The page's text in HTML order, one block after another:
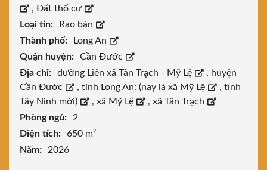
, Đất thổ cư
Loại tin:
Rao bán
Thành phố:
Long An
Quận huyện:
Cần Đước
Địa chỉ:
đường Liên xã Tân Trạch - Mỹ Lệ , huyện
Cần Đước
, tỉnh Long An: (nay là xã Mỹ Lệ , tỉnh
Tây Ninh mới)
, xã Mỹ Lệ , xã Tân Trạch
Phòng ngủ:
2
Diện tích:
650 m²
Năm:
2026